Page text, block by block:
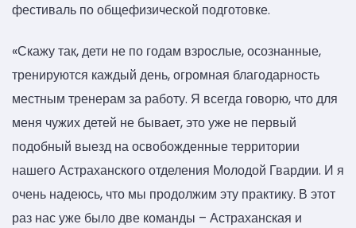
фестиваль по общефизической подготовке.
«Скажу так, дети не по годам взрослые, осознанные,
тренируются каждый день, огромная благодарность
местным тренерам за работу. Я всегда говорю, что для
меня чужих детей не бывает, это уже не первый
подобный выезд на освобожденные территории
нашего Астраханского отделения Молодой Гвардии. И я
очень надеюсь, что мы продолжим эту практику. В этот
раз нас уже было две команды – Астраханская и